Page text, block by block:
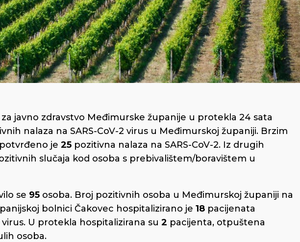
javno zdravstvo Međimurske županije u protekla 24 sata
nalaza na SARS-CoV-2 virus u Međimurskoj županiji. Brzim
je 25 pozitivna nalaza na SARS-CoV-2. Iz drugih
slučaja kod osoba s prebivalištem/boravištem u
se 95 osoba. Broj pozitivnih osoba u Međimurskoj županiji na
bolnici Čakovec hospitalizirano je 18 pacijenata
virus. U protekla hospitalizirana su 2 pacijenta, otpuštena
osoba.